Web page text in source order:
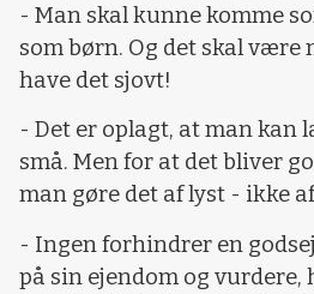
- Man skal kunne komme
som børn. Og det skal være
have det sjovt!
- Det er oplagt, at man kan
små. Men for at det bliver
man gøre det af lyst - ikke
- Ingen forhindrer en
på sin ejendom og vurdere,